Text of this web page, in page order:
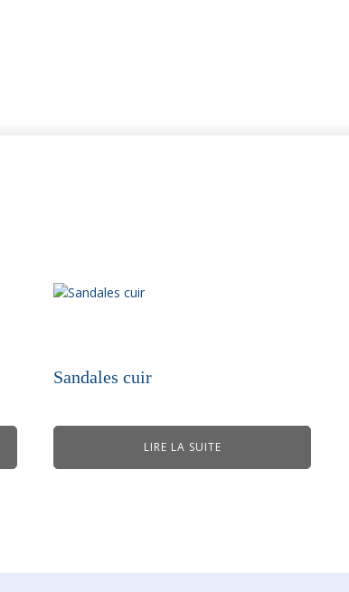
Sandales cuir
LIRE LA SUITE